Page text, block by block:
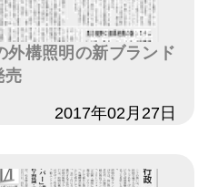
外構照明の新ブランド
売
2017年02月27日